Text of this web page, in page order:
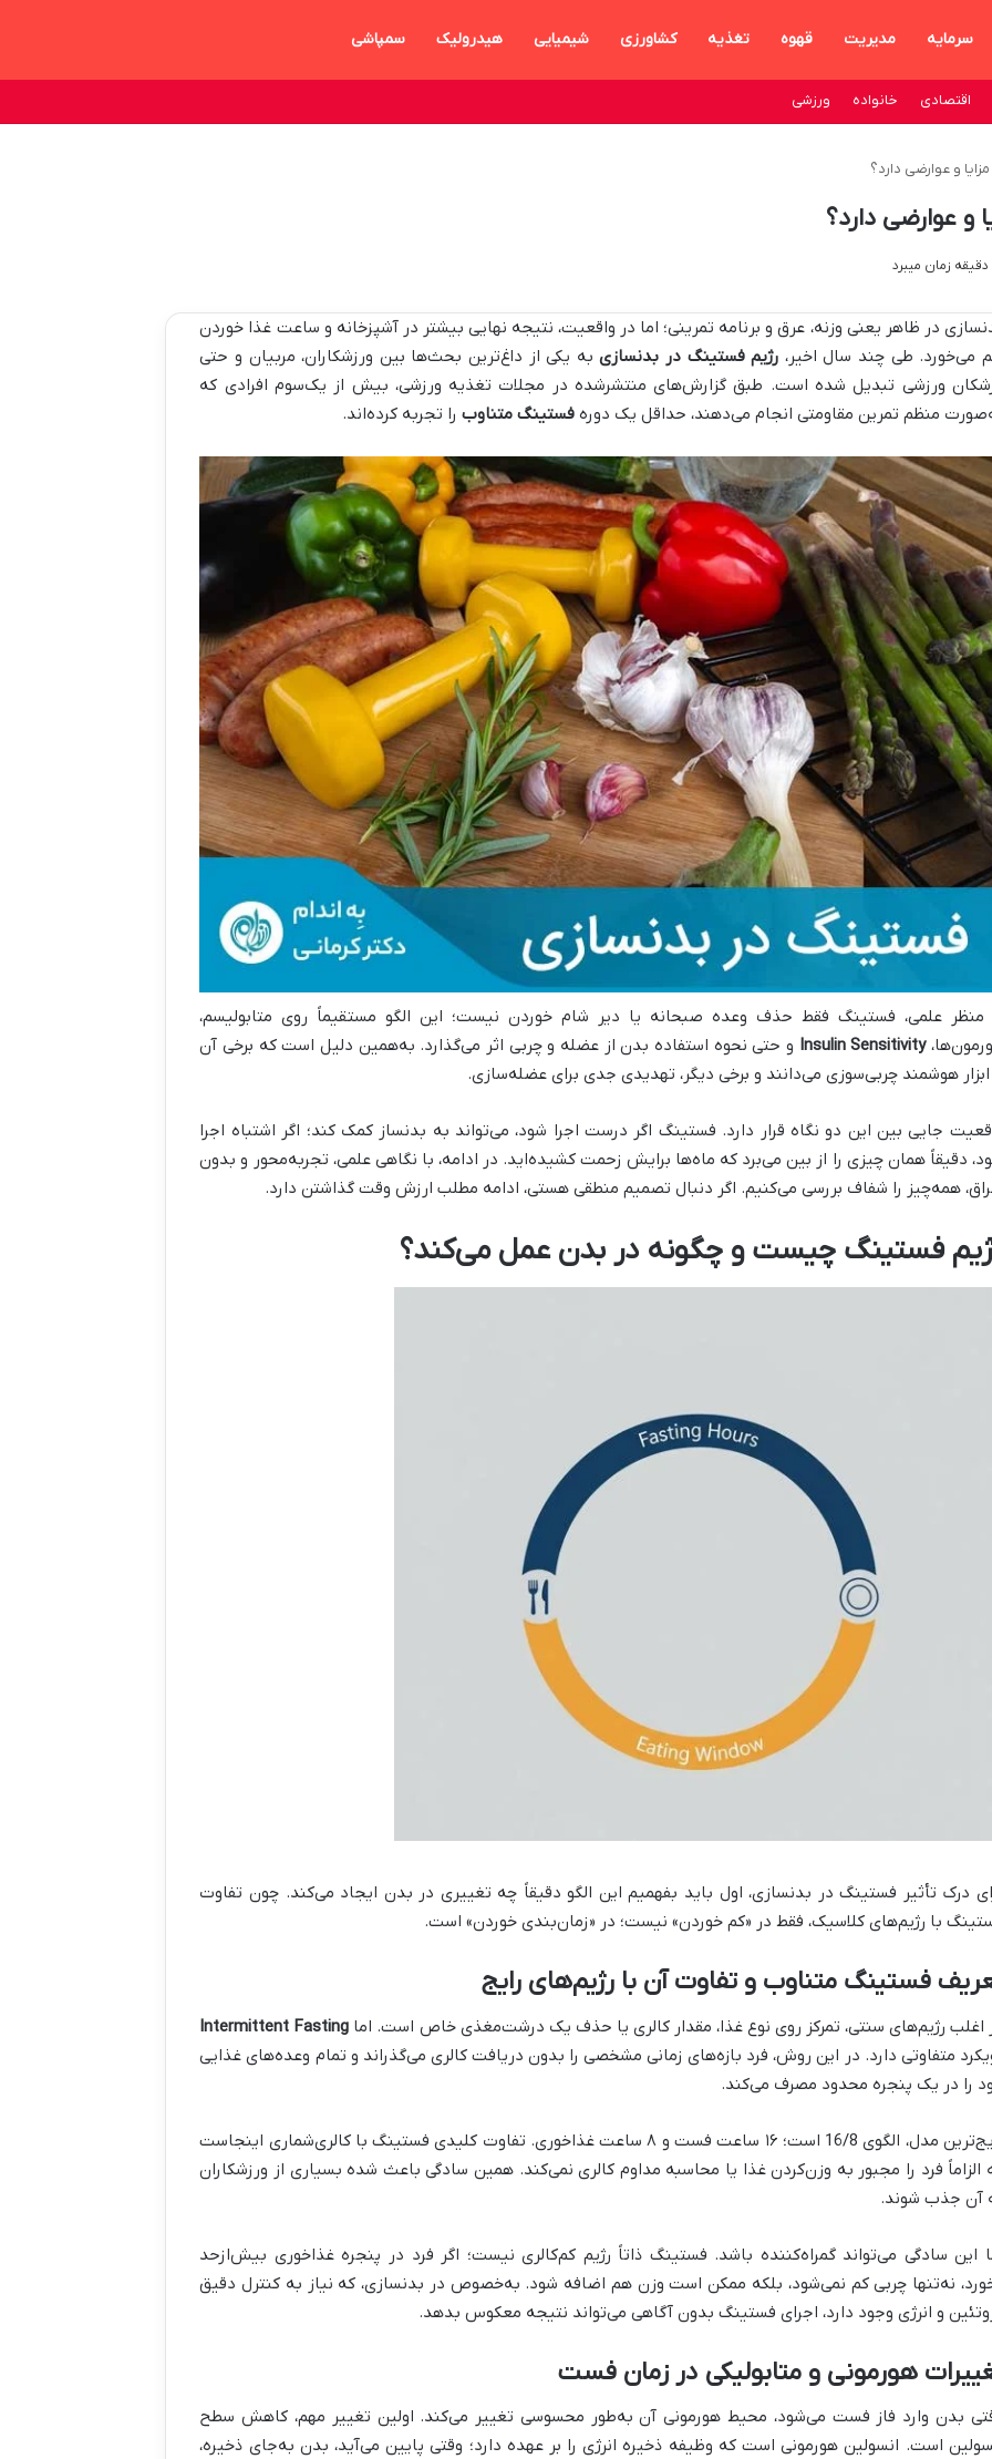
سرمایه مدیریت قهوه تغذیه کشاورزی شیمیایی هیدرولیک سمپاشی
اقتصادی خانواده ورزشی
و عوارضی دارد؟
و عوارضی دارد؟
در ظاهر یعنی وزنه، عرق و برنامه تمرینی؛ اما در واقعیت، نتیجه نهایی بیشتر در آشپزخانه و ساعت غذا خوردن
می‌خورد. طی چند سال اخیر، رژیم فستینگ در بدنسازیبه یکی از داغ‌ترین بحث‌ها بین ورزشکاران، مربیان و حتی
ورزشی تبدیل شده است. طبق گزارش‌های منتشرشده در مجلات تغذیه ورزشی، بیش از یک‌سوم افرادی که
منظم تمرین مقاومتی انجام می‌دهند، حداقل یک دورهفستینگ متناوب را تجربه کرده‌اند.
منظر علمی، فستینگ فقط حذف وعده صبحانه یا دیر شام خوردن نیست؛ این الگو مستقیماً روی متابولیسم،
Insulin Sensitivity و حتی نحوه استفاده بدن از عضله و چربی اثر می‌گذارد. به‌همین دلیل است که برخی آن
ابزار هوشمند چربی‌سوزی می‌دانند و برخی دیگر، تهدیدی جدی برای عضله‌سازی.
جایی بین این دو نگاه قرار دارد. فستینگ اگر درست اجرا شود، می‌تواند به بدنساز کمک کند؛ اگر اشتباه اجرا
دقیقاً همان چیزی را از بین می‌برد که ماه‌ها برایش زحمت کشیده‌اید. در ادامه، با نگاهی علمی، تجربه‌محور و بدون
همه‌چیز را شفاف بررسی می‌کنیم. اگر دنبال تصمیم منطقی هستی، ادامه مطلب ارزش وقت گذاشتن دارد.
فستینگ چیست و چگونه در بدن عمل می‌کند؟
درک تأثیر فستینگ در بدنسازی، اول باید بفهمیم این الگو دقیقاً چه تغییری در بدن ایجاد می‌کند. چون تفاوت
با رژیم‌های کلاسیک، فقط در «کم خوردن» نیست؛ در «زمان‌بندی خوردن» است.
فستینگ متناوب و تفاوت آن با رژیم‌های رایج
اغلب رژیم‌های سنتی، تمرکز روی نوع غذا، مقدار کالری یا حذف یک درشت‌مغذی خاص است. اما Intermittent Fasting
متفاوتی دارد. در این روش، فرد بازه‌های زمانی مشخصی را بدون دریافت کالری می‌گذراند و تمام وعده‌های غذایی
را در یک پنجره محدود مصرف می‌کند.
رایج‌ترین مدل، الگوی 16/8 است؛ ۱۶ ساعت فست و ۸ ساعت غذاخوری. تفاوت کلیدی فستینگ با کالری‌شماری اینجاست
الزاماً فرد را مجبور به وزن‌کردن غذا یا محاسبه مداوم کالری نمی‌کند. همین سادگی باعث شده بسیاری از ورزشکاران
آن جذب شوند.
این سادگی می‌تواند گمراه‌کننده باشد. فستینگ ذاتاً رژیم کم‌کالری نیست؛ اگر فرد در پنجره غذاخوری بیش‌ازحد
نه‌تنها چربی کم نمی‌شود، بلکه ممکن است وزن هم اضافه شود. به‌خصوص در بدنسازی، که نیاز به کنترل دقیق
و انرژی وجود دارد، اجرای فستینگ بدون آگاهی می‌تواند نتیجه معکوس بدهد.
هورمونی و متابولیکی در زمان فست
بدن وارد فاز فست می‌شود، محیط هورمونی آن به‌طور محسوسی تغییر می‌کند. اولین تغییر مهم، کاهش سطح
است. انسولین هورمونی است که وظیفه ذخیره انرژی را بر عهده دارد؛ وقتی پایین می‌آید، بدن به‌جای ذخیره،